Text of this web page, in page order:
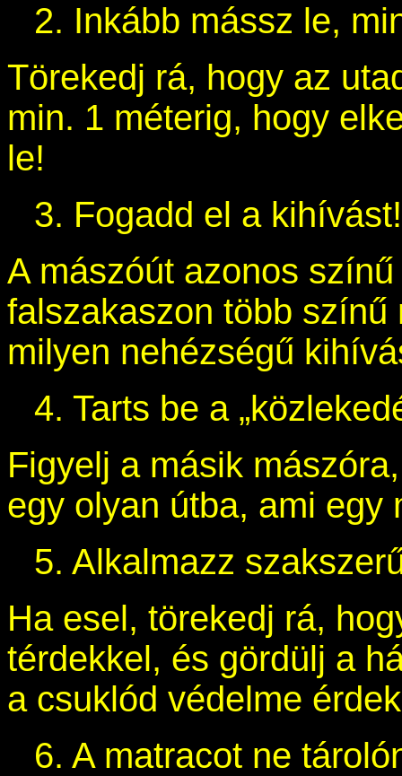
2. Inkább mássz le,
Törekedj rá, hogy az
min. 1 méterig, hogy
le!
3. Fogadd el a
A mászóút azonos
falszakaszon több
milyen nehézségű
4. Tarts be a
Figyelj a másik
egy olyan útba, ami egy
5. Alkalmazz
Ha esel, törekedj rá,
térdekkel, és gördülj a
a csuklód védelme
6. A matracot ne